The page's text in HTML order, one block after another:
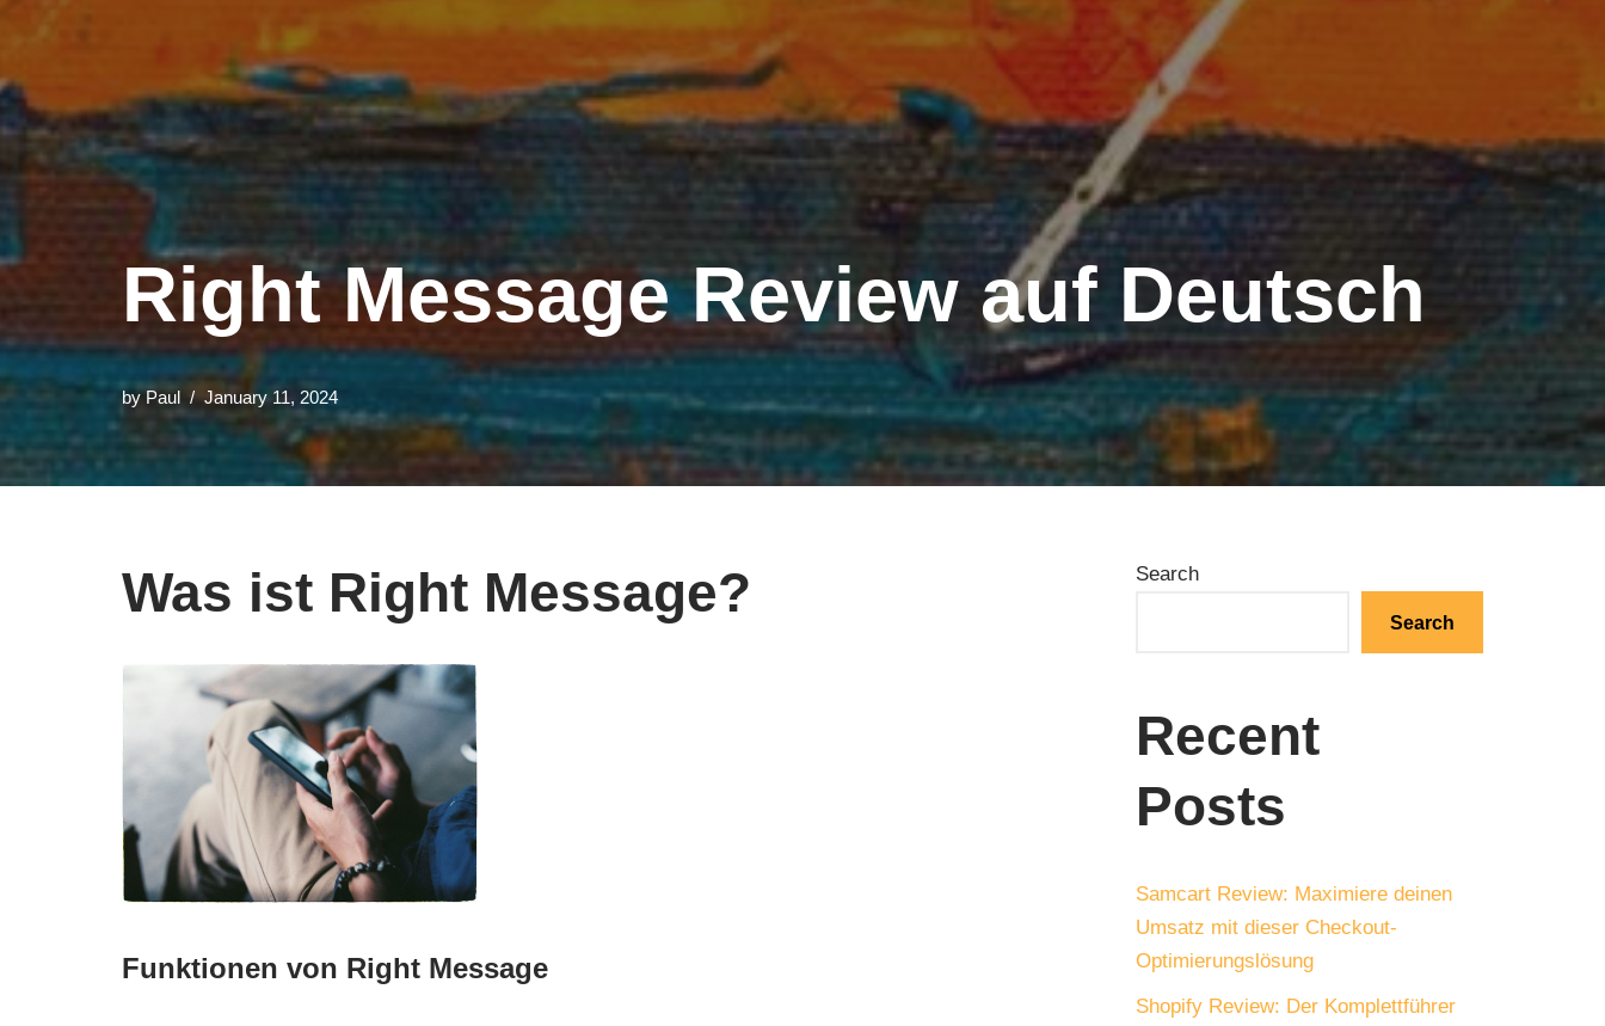
Right Message Review auf Deutsch
byPaul January 11, 2024
Was ist Right Message?
Funktionen von Right Message
Search
Search
Recent
Posts
Samcart Review: Maximiere deinen
Umsatz mit dieser Checkout-
Optimierungslösung
Shopify Review: Der Komplettführer